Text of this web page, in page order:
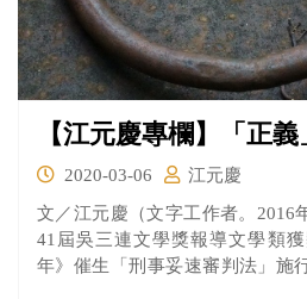
【江元慶專欄】「正
2020-03-06
江元慶
文／江元慶（文字工作者。2016
41屆吳三連文學獎報導文學類
年》催生「刑事妥速審判法」施